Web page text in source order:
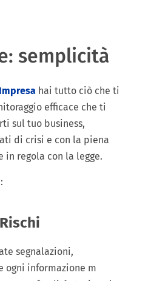
semplicità
hai tutto ciò che ti
efficace che ti
sul tuo business,
di crisi e con la piena
in regola con la legge.
segnalazioni,
ogni informazione m